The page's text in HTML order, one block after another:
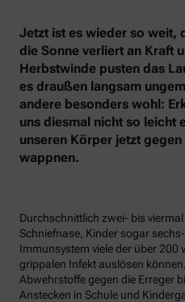
Jetzt ist es wieder so weit,
die Sonne verliert an Kraft
Herbstwinde pusten das
es draußen langsam
andere besonders wohl:
uns diesmal nicht so leicht
unseren Körper jetzt
wappnen.
Durchschnittlich zwei- bis
Schniefnase, Kinder sogar
Immunsystem viele der über 200
grippalen Infekt auslösen
Abwehrstoffe gegen die Erreger
Anstecken in Schule und